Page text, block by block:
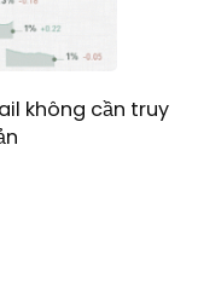
không cần truy